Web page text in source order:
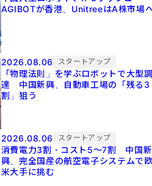
AGIBOTが香港、UnitreeはA株市場
2026.08.06 スタートアップ
「物理法則」を学ぶロボットで大型
達 中国新興、自動車工場の「残る3
割」狙う
2026.08.06 スタートアップ
消費電力3割・コスト5〜7割 中国新
興、完全国産の航空電子システムで
米大手に挑む